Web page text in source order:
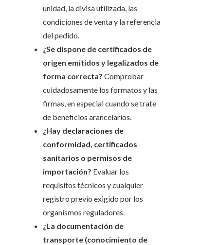
unidad, la divisa utilizada, las
condiciones de venta y la referencia
del pedido.
¿Se dispone de certificados de
origen emitidos y legalizados de
forma correcta? Comprobar
cuidadosamente los formatos y las
firmas, en especial cuando se trate
de beneficios arancelarios.
¿Hay declaraciones de
conformidad, certificados
sanitarios o permisos de
importación? Evaluar los
requisitos técnicos y cualquier
registro previo exigido por los
organismos reguladores.
¿La documentación de
transporte (conocimiento de